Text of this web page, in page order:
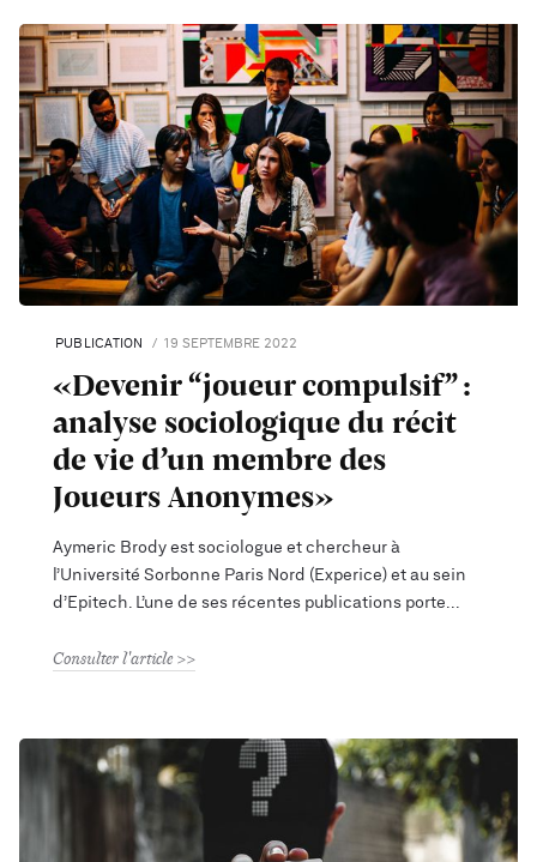
PUBLICATION 19 SEPTEMBRE 2022
«Devenir “joueur compulsif” :
analyse sociologique du récit
de vie d’un membre des
Joueurs Anonymes»
Aymeric Brody est sociologue et chercheur à
l’Université Sorbonne Paris Nord (Experice) et au sein
d’Epitech. L’une de ses récentes publications porte
Consulter l'article